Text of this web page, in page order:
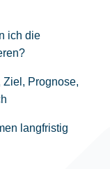
ich die
Ziel, Prognose,
langfristig